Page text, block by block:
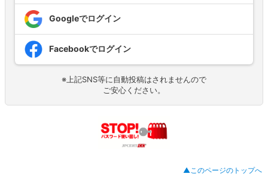
Googleでログイン
Facebookでログイン
※上記SNS等に自動投稿はされませんので
ご安心ください。
▲このページのトップへ